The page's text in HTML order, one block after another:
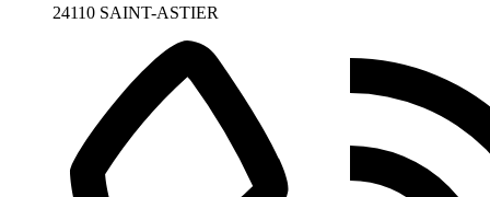
24110 SAINT-ASTIER